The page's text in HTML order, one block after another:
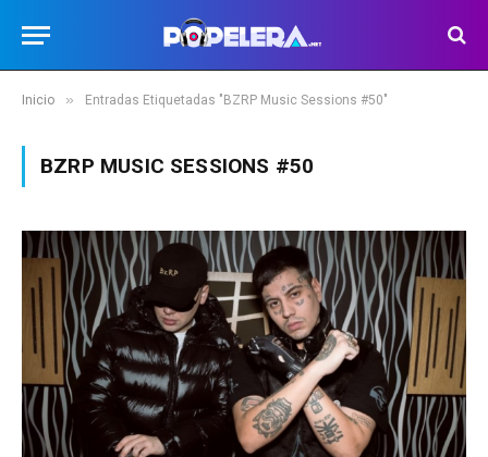
Inicio » Entradas Etiquetadas "BZRP Music Sessions #50"
BZRP MUSIC SESSIONS #50